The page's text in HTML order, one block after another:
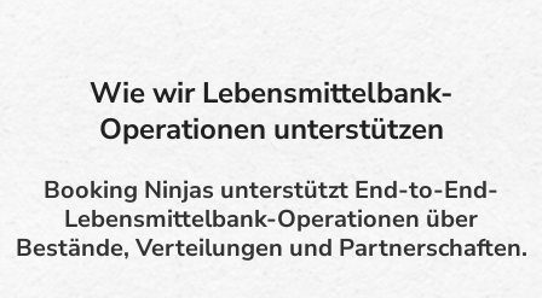
Wie wir Lebensmittelbank-
Operationen unterstützen
Booking Ninjas unterstützt End-to-End-
Lebensmittelbank-Operationen über
Bestände, Verteilungen und Partnerschaften.